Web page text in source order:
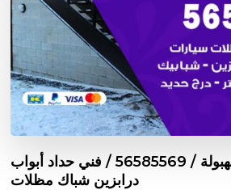
حداد درج حديد المهبولة / 56585569 / فني حداد أبواب
درابزين شباك مظلات